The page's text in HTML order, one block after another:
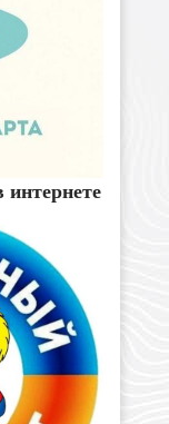
интернете